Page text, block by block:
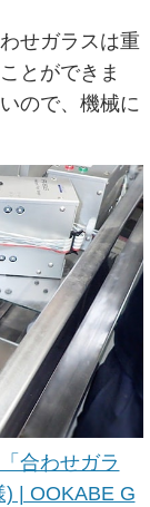
せガラスは重
とができま
ので、機械に
合わせガラ
| OOKABE G